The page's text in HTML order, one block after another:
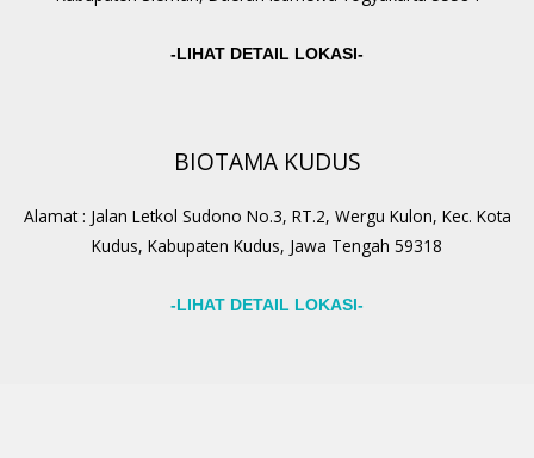
-LIHAT DETAIL LOKASI-
BIOTAMA KUDUS
Alamat : Jalan Letkol Sudono No.3, RT.2, Wergu Kulon, Kec. Kota
Kudus, Kabupaten Kudus, Jawa Tengah 59318
-LIHAT DETAIL LOKASI-